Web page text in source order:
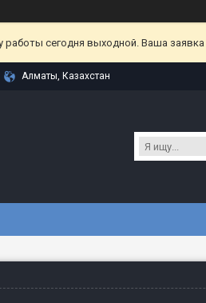
сегодня выходной. Ваша
Алматы, Казахстан